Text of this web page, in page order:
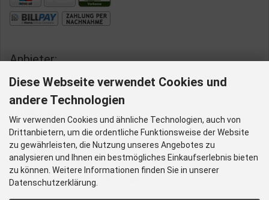
Anbieter:
Aqua-Poolshop
Wiedfeldstraße 43
Kontakt:
Telefon: (0 50 68) 9 58 50
Telefax: (0 50 68) 9 58 520
E-Mail: info@aqua-poolshop.de
Diese Webseite verwendet Cookies und
andere Technologien
Wir verwenden Cookies und ähnliche Technologien, auch von
Drittanbietern, um die ordentliche Funktionsweise der Website
zu gewährleisten, die Nutzung unseres Angebotes zu
analysieren und Ihnen ein bestmögliches Einkaufserlebnis bieten
zu können. Weitere Informationen finden Sie in unserer
Datenschutzerklärung.